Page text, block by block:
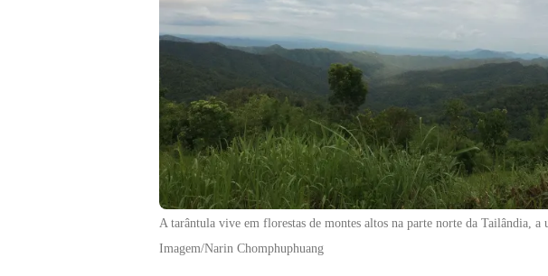
A tarântula vive em florestas de montes altos na parte norte da Tailândia,
Imagem/Narin Chomphuphuang